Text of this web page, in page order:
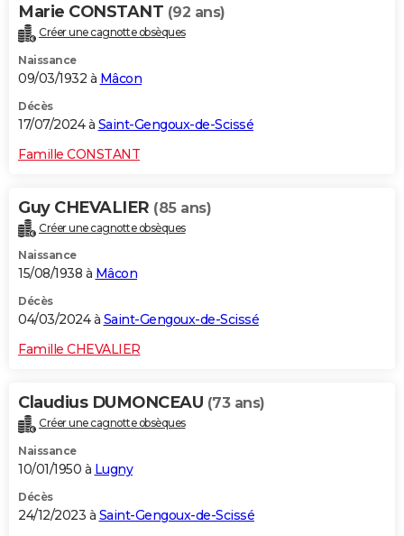
Marie CONSTANT (92 ans)
Créer une cagnotte obsèques
Naissance
09/03/1932 à Mâcon
Décès
17/07/2024 à Saint-Gengoux-de-Scissé
Famille CONSTANT
Guy CHEVALIER (85 ans)
Créer une cagnotte obsèques
Naissance
15/08/1938 à Mâcon
Décès
04/03/2024 à Saint-Gengoux-de-Scissé
Famille CHEVALIER
Claudius DUMONCEAU (73 ans)
Créer une cagnotte obsèques
Naissance
10/01/1950 à Lugny
Décès
24/12/2023 à Saint-Gengoux-de-Scissé